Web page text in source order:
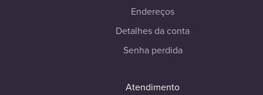
Endereços
Detalhes da conta
Senha perdida
Atendimento